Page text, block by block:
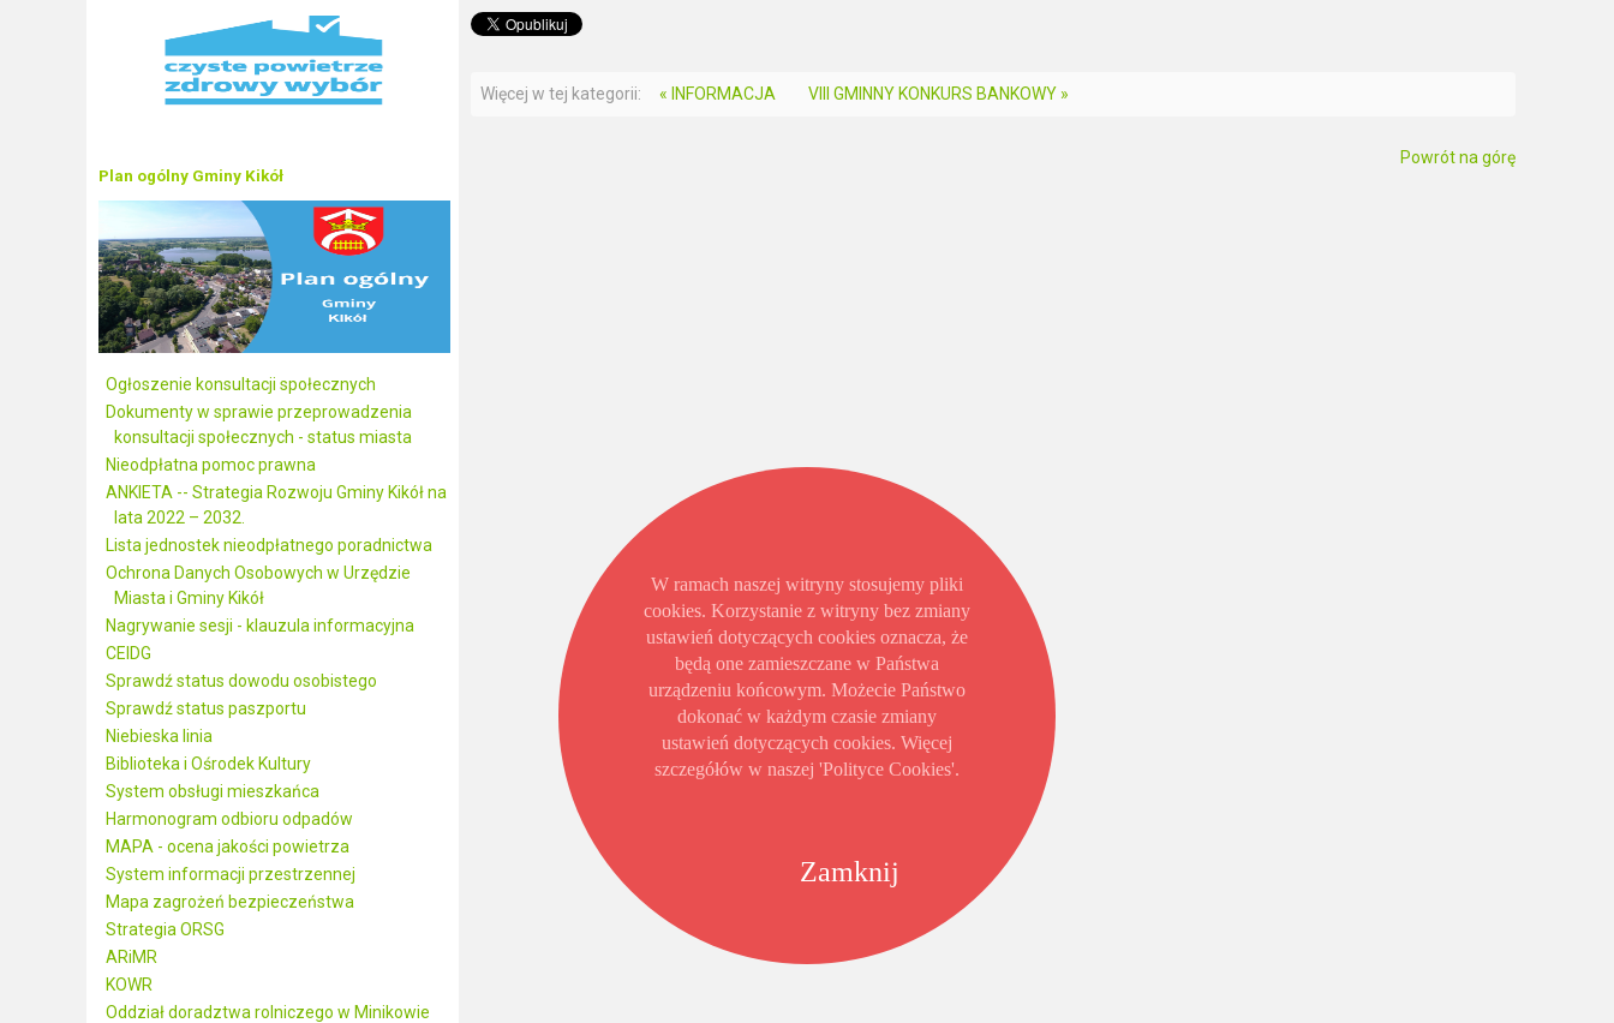
Plan ogólny Gminy Kikół
Ogłoszenie konsultacji społecznych
Dokumenty w sprawie przeprowadzenia
konsultacji społecznych - status miasta
Nieodpłatna pomoc prawna
ANKIETA -- Strategia Rozwoju Gminy Kikół na
lata 2022 – 2032.
Lista jednostek nieodpłatnego poradnictwa
Ochrona Danych Osobowych w Urzędzie
Miasta i Gminy Kikół
Nagrywanie sesji - klauzula informacyjna
CEIDG
Sprawdź status dowodu osobistego
Sprawdź status paszportu
Niebieska linia
Biblioteka i Ośrodek Kultury
System obsługi mieszkańca
Harmonogram odbioru odpadów
MAPA - ocena jakości powietrza
System informacji przestrzennej
Mapa zagrożeń bezpieczeństwa
Strategia ORSG
ARiMR
KOWR
Oddział doradztwa rolniczego w Minikowie
Więcej w tej kategorii: « INFORMACJA VIII GMINNY KONKURS BANKOWY »
Powrót na górę
Zamknij
W ramach naszej witryny stosujemy pliki
cookies. Korzystanie z witryny bez zmiany
ustawień dotyczących cookies oznacza, że
będą one zamieszczane w Państwa
urządzeniu końcowym. Możecie Państwo
dokonać w każdym czasie zmiany
ustawień dotyczących cookies. Więcej
szczegółów w naszej 'Polityce Cookies'.